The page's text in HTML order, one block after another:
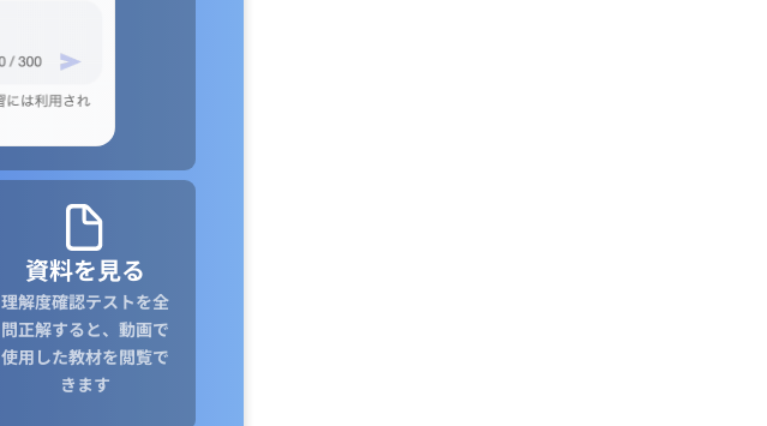
資料を見る
理解度確認テストを全
問正解すると、動画で
使用した教材を閲覧で
きます